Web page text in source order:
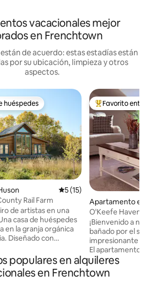
vacacionales mejor
en Frenchtown
de acuerdo: estas estadías están
por su ubicación, limpieza y otros
aspectos.
preferido
huéspedes
Calificación promedio: 5 de
5 (15)
Rail Farm
de artistas en una
en la granja orgánica
la tierra y el trabajo
Ubicada en 10
vistas a nuestros
Favorito entre
Favorito entre
Apartamento en
O'Keefe Haven
¡Bienvenido a
bañado por el sol
impresionante
El apartamento
encuentra
automóviles de
los propietarios
populares en alquileres
en Frenchtown